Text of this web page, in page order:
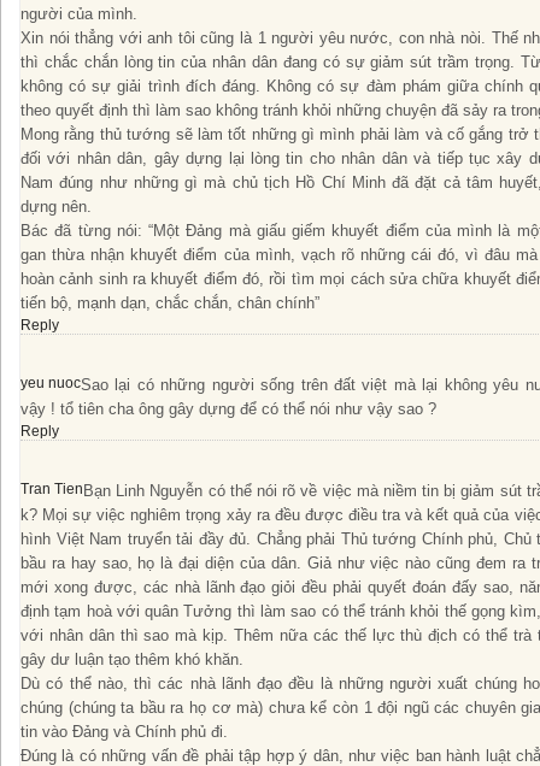
người của mình.
Xin nói thẳng với anh tôi cũng là 1 người yêu nước, con nhà nòi. Thế
thì chắc chắn lòng tin của nhân dân đang có sự giảm sút trầm trọng.
không có sự giải trình đích đáng. Không có sự đàm phám giữa chính
theo quyết định thì làm sao không tránh khỏi những chuyện đã sảy ra
Mong rằng thủ tướng sẽ làm tốt những gì mình phải làm và cố gắng trở
đối với nhân dân, gây dựng lại lòng tin cho nhân dân và tiếp tục xây
Nam đúng như những gì mà chủ tịch Hồ Chí Minh đã đặt cả tâm
dựng nên.
Bác đã từng nói: “Một Đảng mà giấu giếm khuyết điểm của mình là
gan thừa nhận khuyết điểm của mình, vạch rõ những cái đó, vì đâu
hoàn cảnh sinh ra khuyết điểm đó, rồi tìm mọi cách sửa chữa khuyết
tiến bộ, mạnh dạn, chắc chắn, chân chính”
Reply
yeu nuocSao lại có những người sống trên đất việt mà lại không yêu
vậy ! tổ tiên cha ông gây dựng để có thể nói như vậy sao ?
Reply
Tran Tien Bạn Linh Nguyễn có thể nói rõ về việc mà niềm tin bị giảm sút
k? Mọi sự việc nghiêm trọng xảy ra đều được điều tra và kết quả của
hình Việt Nam truyển tải đầy đủ. Chẳng phải Thủ tướng Chính phủ,
bầu ra hay sao, họ là đại diện của dân. Giả như việc nào cũng đem ra
mới xong được, các nhà lãnh đạo giỏi đều phải quyết đoán đấy sao,
định tạm hoà với quân Tưởng thì làm sao có thể tránh khỏi thế gọng
với nhân dân thì sao mà kịp. Thêm nữa các thế lực thù địch có thể trà
gây dư luận tạo thêm khó khăn.
Dù có thể nào, thì các nhà lãnh đạo đều là những người xuất chúng
chúng (chúng ta bầu ra họ cơ mà) chưa kể còn 1 đội ngũ các chuyên
tin vào Đảng và Chính phủ đi.
Đúng là có những vấn đề phải tập hợp ý dân, như việc ban hành luật